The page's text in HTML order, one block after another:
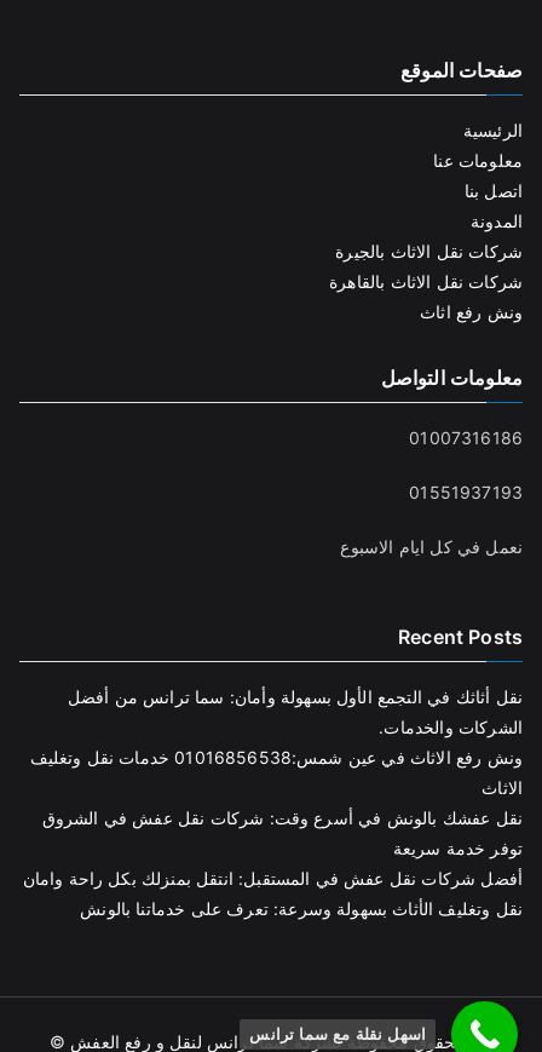
صفحات الموقع
الرئيسية
معلومات عنا
اتصل بنا
المدونة
شركات نقل الاثاث بالجيرة
شركات نقل الاثاث بالقاهرة
ونش رفع اثاث
معلومات التواصل
01007316186
01551937193
نعمل في كل ايام الاسبوع
Recent Posts
نقل أثاثك في التجمع الأول بسهولة وأمان: سما ترانس من أفضل
الشركات والخدمات.
ونش رفع الاثاث في عين شمس:01016856538 خدمات نقل وتغليف
الاثاث
نقل عفشك بالونش في أسرع وقت: شركات نقل عفش في الشروق
توفر خدمة سريعة
أفضل شركات نقل عفش في المستقبل: انتقل بمنزلك بكل راحة وامان
نقل وتغليف الأثاث بسهولة وسرعة: تعرف على خدماتنا بالونش
كل الحقوق محفوظة لشركة سما ترانس لنقل و رفع العفش ©
اسهل نقلة مع سما ترانس